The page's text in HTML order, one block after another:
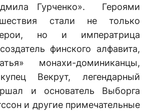
Гурченко». Героями
стали не только
но и императрица
финского алфавита,
монахи-доминиканцы,
Векрут, легендарный
и основатель Выборга
и другие примечательные